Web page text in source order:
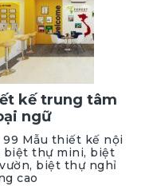
kế trung tâm
ngữ
99 Mẫu thiết kế nội
biệt thự mini, biệt
biệt thự nghỉ
cao